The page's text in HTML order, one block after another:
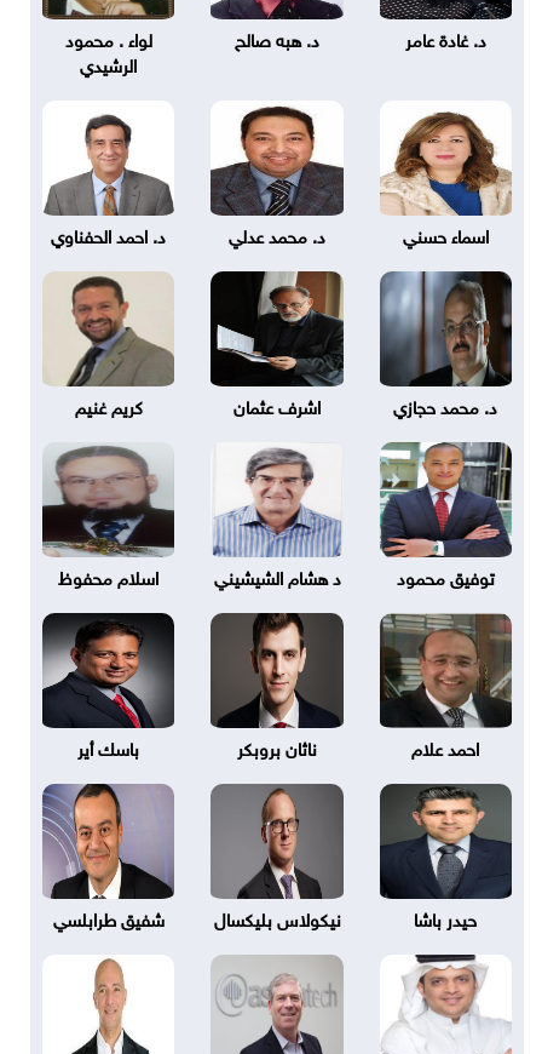
د. غادة عامر د. هبه صالح
لواء . محمود
الرشيدي
اسماء حسني د. محمد عدلي د. احمد الحفناوي
د. محمد حجازي اشرف عثمان كريم غنيم
توفيق محمود د هشام الشيشيني اسلام محفوظ
احمد علام ناثان بروبكر باسك أير
حيدر باشا نيكولاس بليكسال شفيق طرابلسي